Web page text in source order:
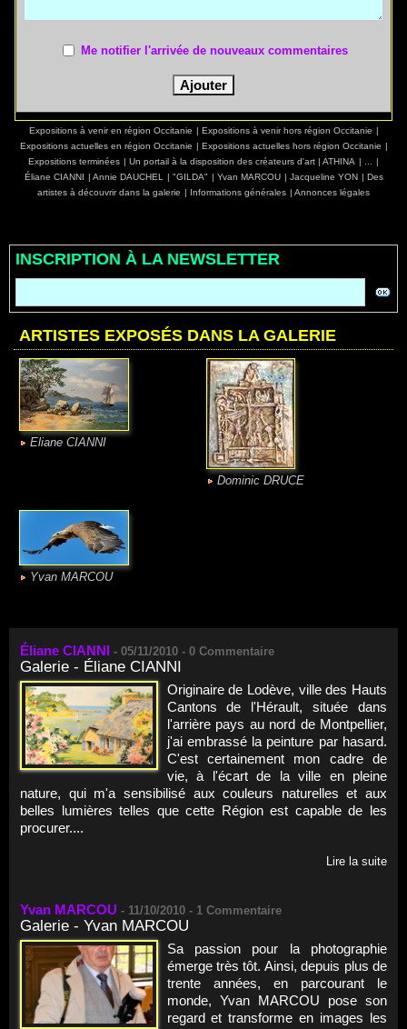
Me notifier l'arrivée de nouveaux commentaires
Expositions à venir en région Occitanie | Expositions à venir hors région Occitanie |
Expositions actuelles en région Occitanie | Expositions actuelles hors région Occitanie |
Expositions terminées | Un portail à la disposition des créateurs d'art | ATHINA |
|
Éliane CIANNI | Annie DAUCHEL | "GILDA" | Yvan MARCOU | Jacqueline YON | Des
artistes à découvrir dans la galerie | Informations générales | Annonces légales
INSCRIPTION À LA NEWSLETTER
ARTISTES EXPOSÉS DANS LA GALERIE
Eliane CIANNI
Dominic DRUCE
Yvan MARCOU
Éliane CIANNI - 05/11/2010 - 0 Commentaire
Galerie - Éliane CIANNI
Originaire de Lodève, ville des Hauts
Cantons de l'Hérault, située dans
l'arrière pays au nord de Montpellier,
j'ai embrassé la peinture par hasard.
C'est certainement mon cadre de
vie, à l'écart de la ville en pleine
nature, qui m'a sensibilisé aux couleurs naturelles et aux
belles lumières telles que cette Région est capable de les
procurer....
Lire la suite
Yvan MARCOU - 11/10/2010 - 1 Commentaire
Galerie - Yvan MARCOU
Sa passion pour la photographie
émerge très tôt. Ainsi, depuis plus de
trente années, en parcourant le
monde, Yvan MARCOU pose son
regard et transforme en images les